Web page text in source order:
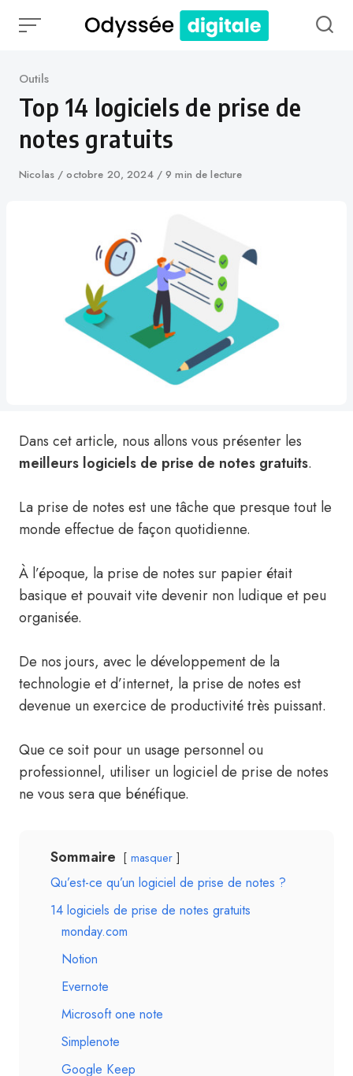
Catégorie
Outils
Top 14 logiciels de prise de
notes gratuits
Auteur
Nicolas
Publié
octobre 20, 2024 9 min de lecture
Dans cet article, nous allons vous présenter les
meilleurs logiciels de prise de notes gratuits.
La prise de notes est une tâche que presque tout le
monde effectue de façon quotidienne.
À l’époque, la prise de notes sur papier était
basique et pouvait vite devenir non ludique et peu
organisée.
De nos jours, avec le développement de la
technologie et d’internet, la prise de notes est
devenue un exercice de productivité très puissant.
Que ce soit pour un usage personnel ou
professionnel, utiliser un logiciel de prise de notes
ne vous sera que bénéfique.
Sommaire masquer
Qu’est-ce qu’un logiciel de prise de notes ?
14 logiciels de prise de notes gratuits
monday.com
Notion
Evernote
Microsoft one note
Simplenote
Google Keep